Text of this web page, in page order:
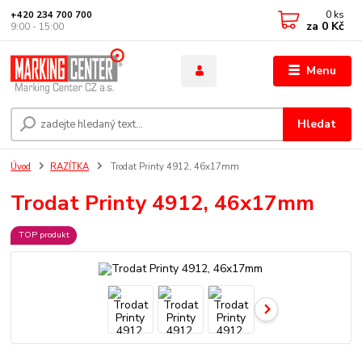
Menu
Hledat
+420 234 700 700
9:00 - 15:00
0 ks
za 0 Kč
Úvod RAZÍTKA Trodat Printy 4912, 46x17mm
Trodat Printy 4912, 46x17mm
TOP produkt